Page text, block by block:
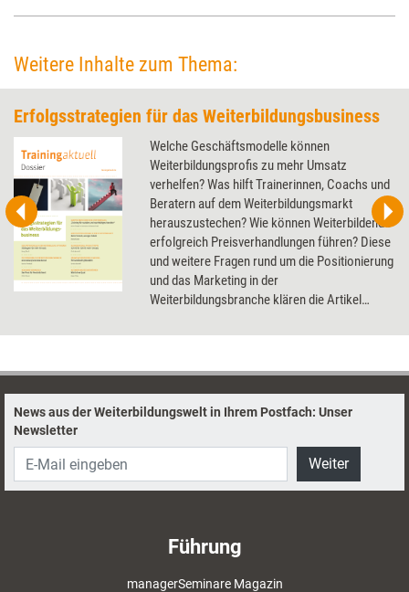
Weitere Inhalte zum Thema:
Erfolgsstrategien für das Weiterbildungsbusiness
Welche Geschäftsmodelle können
Weiterbildungsprofis zu mehr Umsatz
verhelfen? Was hilft Trainerinnen, Coachs und
Beratern auf dem Weiterbildungsmarkt
herauszustechen? Wie können Weiterbildende
erfolgreich Preisverhandlungen führen? Diese
und weitere Fragen rund um die Positionierung
und das Marketing in der
Weiterbildungsbranche klären die Artikel
News aus der Weiterbildungswelt in Ihrem Postfach: Unser
Newsletter
Weiter
Führung
managerSeminare Magazin